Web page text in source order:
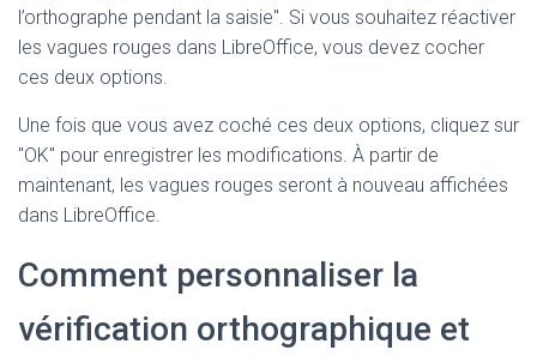
l’orthographe pendant la saisie". Si vous souhaitez réactiver
les vagues rouges dans LibreOffice, vous devez cocher
ces deux options.
Une fois que vous avez coché ces deux options, cliquez sur
"OK" pour enregistrer les modifications. À partir de
maintenant, les vagues rouges seront à nouveau affichées
dans LibreOffice.
Comment personnaliser la
vérification orthographique et